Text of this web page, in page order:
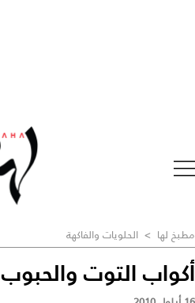
مطبخ لها > الحلويات والفاكهة
أكواب التوت والحبوب